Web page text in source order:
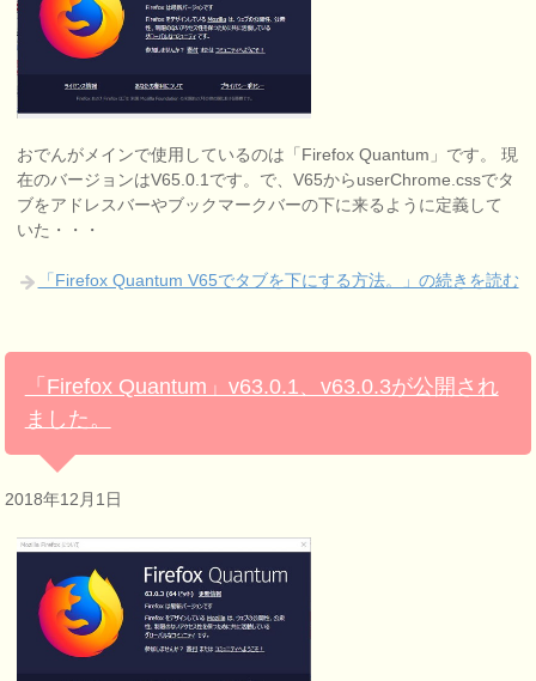
おでんがメインで使用しているのは「Firefox Quantum」です。 現
在のバージョンはV65.0.1です。で、V65からuserChrome.cssでタ
ブをアドレスバーやブックマークバーの下に来るように定義して
いた・・・
「Firefox Quantum V65でタブを下にする方法。」の続きを読む
「Firefox Quantum」v63.0.1、v63.0.3が公開され
ました。
2018年12月1日